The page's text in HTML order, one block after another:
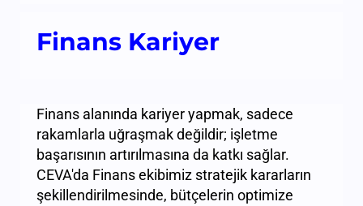
Finans Kariyer
Finans alanında kariyer yapmak, sadece
rakamlarla uğraşmak değildir; işletme
başarısının artırılmasına da katkı sağlar.
CEVA'da Finans ekibimiz stratejik kararların
şekillendirilmesinde, bütçelerin optimize